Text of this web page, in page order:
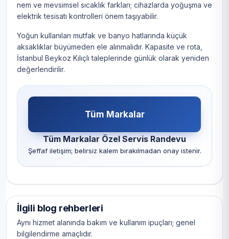
nem ve mevsimsel sıcaklık farkları; cihazlarda yoğuşma ve
elektrik tesisatı kontrolleri önem taşıyabilir.
Yoğun kullanılan mutfak ve banyo hatlarında küçük
aksaklıklar büyümeden ele alınmalıdır. Kapasite ve rota,
İstanbul Beykoz Kılıçlı taleplerinde günlük olarak yeniden
değerlendirilir.
Tüm Markalar
Tüm Markalar Özel Servis Randevu
Şeffaf iletişim; belirsiz kalem bırakılmadan onay istenir.
İlgili blog rehberleri
Aynı hizmet alanında bakım ve kullanım ipuçları; genel
bilgilendirme amaçlıdır.